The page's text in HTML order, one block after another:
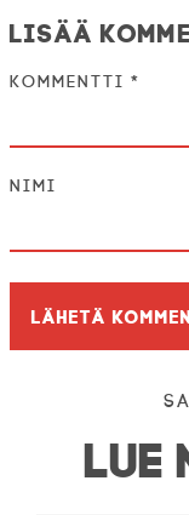
Lisää
Kommentti *
Nimi
LUE